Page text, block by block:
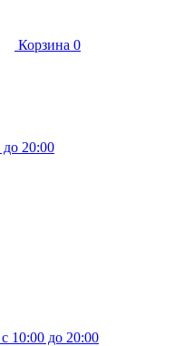
Корзина 0
20:00
10:00 до 20:00